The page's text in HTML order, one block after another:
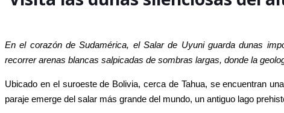
En el corazón de Sudamérica, el Salar de Uyuni guarda dunas
recorrer arenas blancas salpicadas de sombras largas, donde la
Ubicado en el suroeste de Bolivia, cerca de Tahua, se encuentran
paraje emerge del salar más grande del mundo, un antiguo lago